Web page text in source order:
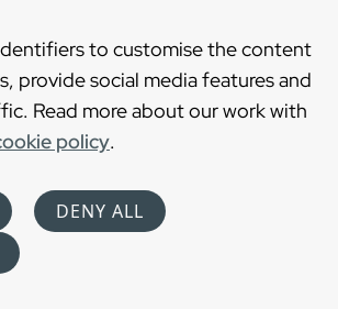
to customise the content
provide social media features and
Read more about our work with
policy.
DENY ALL